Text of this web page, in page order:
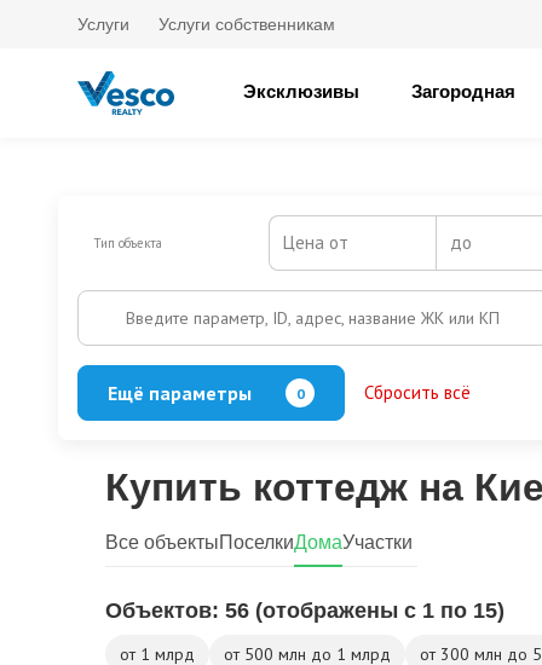
Услуги Услуги собственникам
Эксклюзивы Загородная
Тип объекта Цена от до
Введите параметр, ID, адрес, название ЖК или КП
Ещё параметры 0 Сбросить всё
Купить коттедж на
Объектов: 56 (отображены с 1 по 15)
Все объектыПоселкиДомаУчастки
от 1 млрд от 500 млн до 1 млрд от 300 млн до